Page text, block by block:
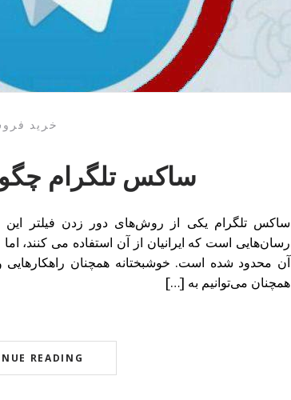
خرید
ساکس تلگرام
ساکس تلگرام یکی از روش‌های دور زدن فیلتر این
رسان‌هایی است که ایرانیان از آن استفاده می کنند،
آن محدود شده است. خوشبختانه همچنان راهکارهایی
همچنان می‌توانیم به […]
READING